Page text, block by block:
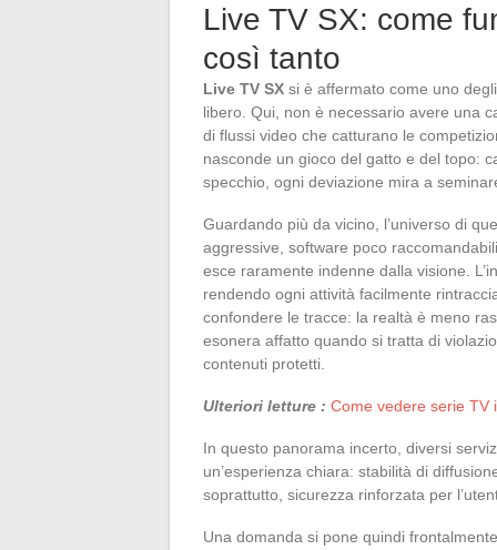
Live TV SX: come
così tanto
Live TV SX si è affermato come uno
libero. Qui, non è necessario avere una
di flussi video che catturano le
nasconde un gioco del gatto e del topo:
specchio, ogni deviazione mira a
Guardando più da vicino, l’universo di
aggressive, software poco
esce raramente indenne dalla visione.
rendendo ogni attività facilmente
confondere le tracce: la realtà è meno
esonera affatto quando si tratta di
contenuti protetti.
Ulteriori letture : Come vedere serie TV
In questo panorama incerto, diversi
un’esperienza chiara: stabilità di
soprattutto, sicurezza rinforzata per
Una domanda si pone quindi